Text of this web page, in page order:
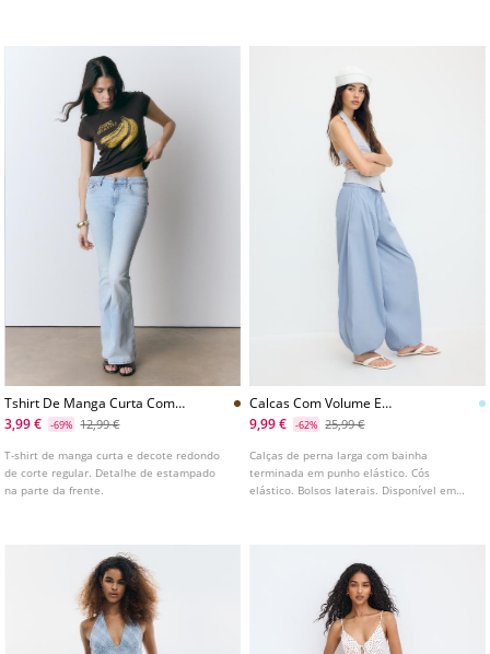
Tshirt De Manga Curta Com
Estampado De Banana
3,99 € -69% 12,99 €
T-shirt de manga curta e decote redondo
de corte regular. Detalhe de estampado
na parte da frente.
Calcas Com Volume E
Estampado
9,99 € -62% 25,99 €
Calças de perna larga com bainha
terminada em punho elástico. Cós
elástico. Bolsos laterais. Disponível em